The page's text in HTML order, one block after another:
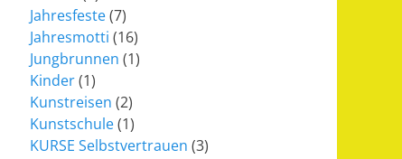
Jahresfeste(7)
Jahresmotti (16)
Jungbrunnen (1)
Kinder(1)
Kunstreisen (2)
Kunstschule(1)
KURSE Selbstvertrauen (3)